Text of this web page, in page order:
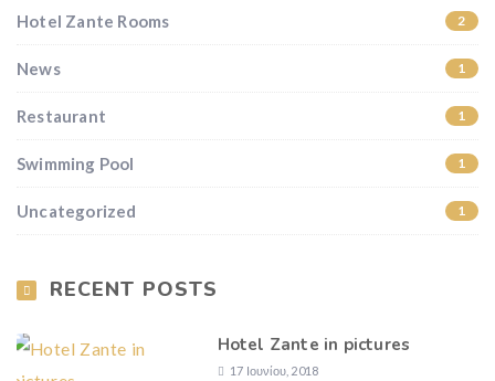
Hotel Zante Rooms 2
News 1
Restaurant 1
Swimming Pool 1
Uncategorized 1
RECENT POSTS
Hotel Zante in pictures
17 Ιουνίου, 2018